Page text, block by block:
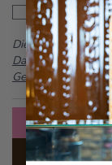
Passwort
Dieses Formular